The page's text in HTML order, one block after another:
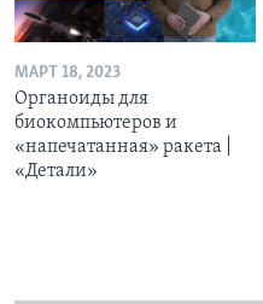
МАРТ 18, 2023
Органоиды для
биокомпьютеров и
«напечатанная» ракета |
«Детали»